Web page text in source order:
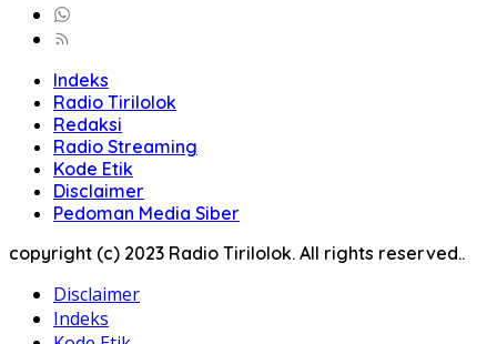
Indeks
Radio Tirilolok
Redaksi
Radio Streaming
Kode Etik
Disclaimer
Pedoman Media Siber
copyright (c) 2023 Radio Tirilolok. All rights reserved..
Disclaimer
Indeks